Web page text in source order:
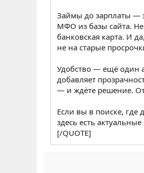
Займы до зарплаты —
МФО из базы сайта. Не
банковская карта. И
не на старые
Удобство — ещё один
добавляет
— и ждёте решение.
Если вы в поиске, где
здесь есть
[/QUOTE]